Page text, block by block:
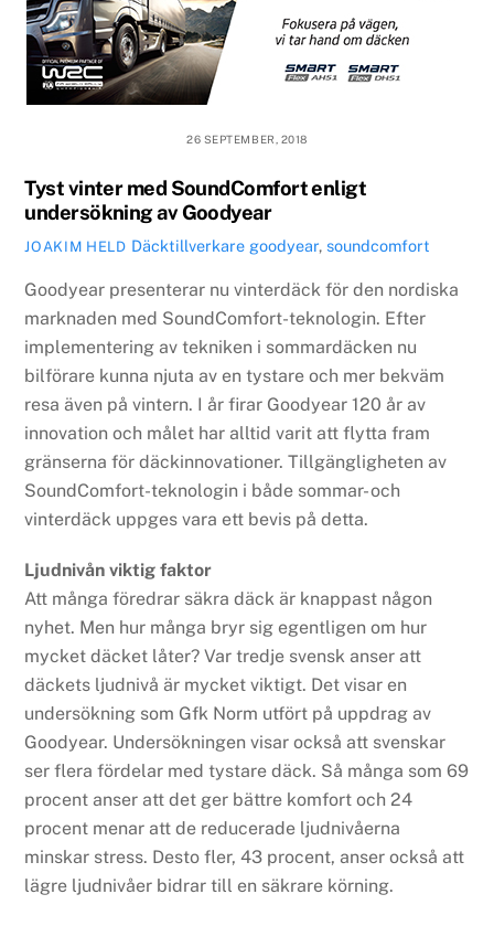
26 SEPTEMBER, 2018
Tyst vinter med SoundComfort enligt
undersökning av Goodyear
JOAKIM HELD Däcktillverkare goodyear, soundcomfort
Goodyear presenterar nu vinterdäck för den nordiska
marknaden med SoundComfort-teknologin. Efter
implementering av tekniken i sommardäcken nu
bilförare kunna njuta av en tystare och mer bekväm
resa även på vintern. I år firar Goodyear 120 år av
innovation och målet har alltid varit att flytta fram
gränserna för däckinnovationer. Tillgängligheten av
SoundComfort-teknologin i både sommar- och
vinterdäck uppges vara ett bevis på detta.
Ljudnivån viktig faktor
Att många föredrar säkra däck är knappast någon
nyhet. Men hur många bryr sig egentligen om hur
mycket däcket låter? Var tredje svensk anser att
däckets ljudnivå är mycket viktigt. Det visar en
undersökning som Gfk Norm utfört på uppdrag av
Goodyear. Undersökningen visar också att svenskar
ser flera fördelar med tystare däck. Så många som 69
procent anser att det ger bättre komfort och 24
procent menar att de reducerade ljudnivåerna
minskar stress. Desto fler, 43 procent, anser också att
lägre ljudnivåer bidrar till en säkrare körning.